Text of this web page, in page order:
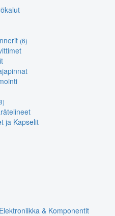
(6)
ja Kapselit
Elektroniikka & Komponentit